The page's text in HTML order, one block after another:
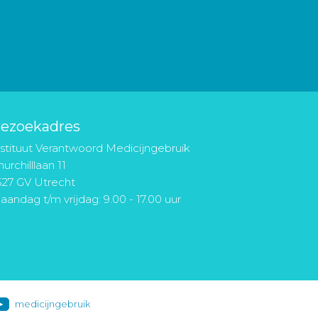
Verantwoord Medicijngebruik
11
GV Utrecht
t/m vrijdag: 9.00 - 17.00 uur
medicijngebruik